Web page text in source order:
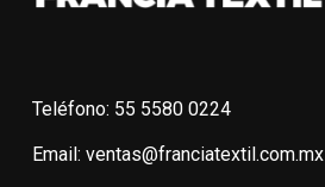
Teléfono: 55 5580 0224
Email: ventas@franciatextil.com.mx